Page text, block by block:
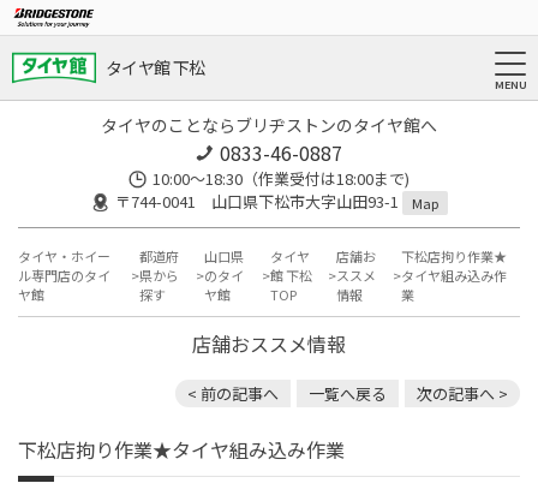
タイヤ館 下松
タイヤのことならブリヂストンのタイヤ館へ
0833-46-0887
10:00～18:30（作業受付は18:00まで)
〒744-0041 山口県下松市大字山田93-1
Map
タイヤ・ホイー
ル専門店のタイ
ヤ館
都道府
県から
探す
山口県
のタイ
ヤ館
タイヤ
館 下松
TOP
店舗お
ススメ
情報
下松店拘り作業★
タイヤ組み込み作
業
店舗おススメ情報
< 前の記事へ 一覧へ戻る 次の記事へ >
下松店拘り作業★タイヤ組み込み作業